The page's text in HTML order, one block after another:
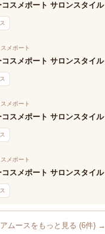
メポート
メポート
メポート
ムースをもっと見る (6件) →